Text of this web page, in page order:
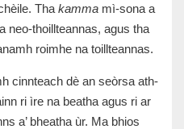
Tha kamma mì-sona a
neo-thoillteannas, agus tha
roimhe na toillteannas.
cinnteach dè an seòrsa ath-
ri ìre na beatha agus ri ar
a’ bheatha ùr. Ma bhios